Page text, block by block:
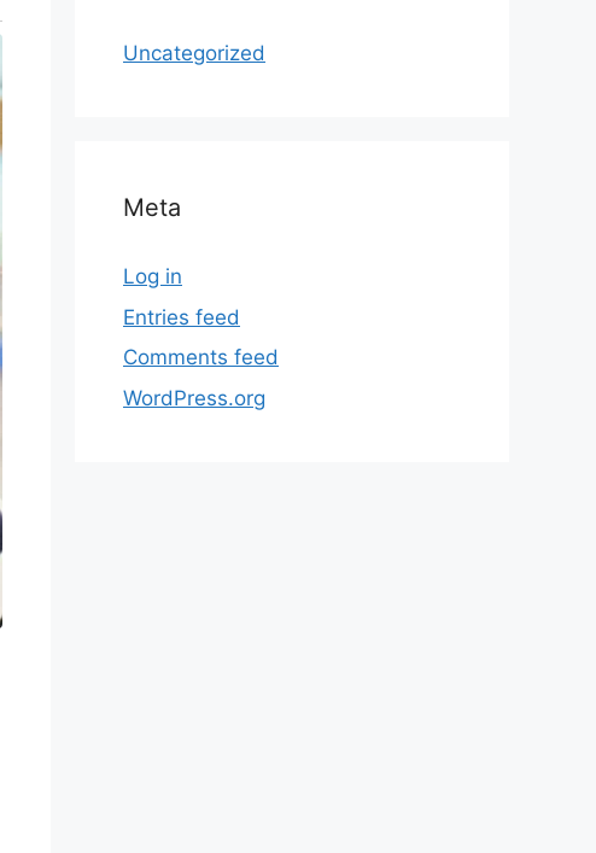
Uncategorized
Meta
Log in
Entries feed
Comments feed
WordPress.org